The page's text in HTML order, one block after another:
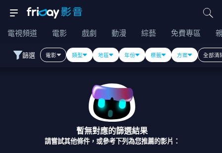
電視頻道 電影 戲劇 動漫 綜藝 免費專區
篩選 電影 類型 地區 年份 標籤 方案 全部清
暫無對應的篩選結果
請嘗試其他條件，或參考下列為您推薦的影片：